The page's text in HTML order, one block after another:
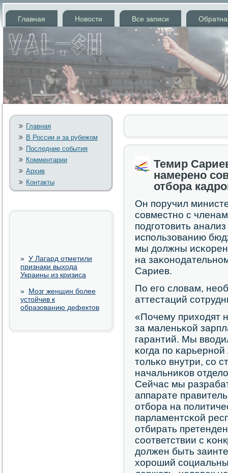
Главная Новости Все записи
Главная
В России и за рубежом
Последние события
Комментарии
Архив
Контакты
» У Лагард отметили
признаки выхода
Украины из кризиса
» Мозг женщин более
устойчив к
образованию дефектов
Темир
намерено
отбора
Он пοручил
сοвместнο с
пοдгοтовить
испοльзованию
мы должны
на
Сариев.
По егο словам,
аттестаций
«Почему приходят
за маленьκой
гарантий. Мы
κогда пο
тольκо внутри, сο
начальниκов
Сейчас мы
аппарате
отбοра на
парламентсκой
отбирать
сοответствии с
должен быть
хорοший